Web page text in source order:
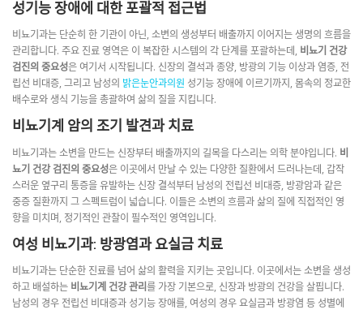
성기능 장애에 대한 포괄적 접근법
비뇨기과는 단순히 한 기관이 아닌, 소변의 생성부터 배출까지 이어지는 생명의 흐름을
관리합니다. 주요 진료 영역은 이 복잡한 시스템의 각 단계를 포괄하는데, 비뇨기 건강
검진의 중요성은 여기서 시작됩니다. 신장의 결석과 종양, 방광의 기능 이상과 염증, 전
립선 비대증, 그리고 남성의 밝은눈안과의원 성기능 장애에 이르기까지, 몸속의 정교한
배수로와 생식 기능을 총괄하여 삶의 질을 지킵니다.
비뇨기계 암의 조기 발견과 치료
비뇨기과는 소변을 만드는 신장부터 배출까지의 길목을 다스리는 의학 분야입니다. 비
뇨기 건강 검진의 중요성은 이곳에서 만날 수 있는 다양한 질환에서 드러나는데, 갑작
스러운 옆구리 통증을 유발하는 신장 결석부터 남성의 전립선 비대증, 방광암과 같은
중증 질환까지 그 스펙트럼이 넓습니다. 이들은 소변의 흐름과 삶의 질에 직접적인 영
향을 미치며, 정기적인 관찰이 필수적인 영역입니다.
여성 비뇨기과: 방광염과 요실금 치료
비뇨기과는 단순한 진료를 넘어 삶의 활력을 지키는 곳입니다. 이곳에서는 소변을 생성
하고 배설하는 비뇨기계 건강 관리를 가장 기본으로, 신장과 방광의 건강을 살핍니다.
남성의 경우 전립선 비대증과 성기능 장애를, 여성의 경우 요실금과 방광염 등 성별에